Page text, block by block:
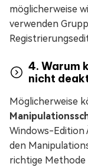
möglicherweise
verwenden
4. Warum
nicht
Möglicherweise
Windows-Edition
den
richtige Methode